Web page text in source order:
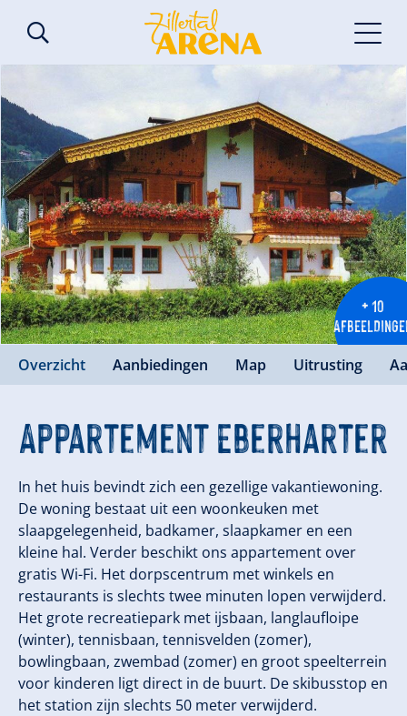
+ 10
Overzicht Aanbiedingen Map Uitrusting
Appartement Eberharter
In het huis bevindt zich een gezellige vakantiewoning.
De woning bestaat uit een woonkeuken met
slaapgelegenheid, badkamer, slaapkamer en een
kleine hal. Verder beschikt ons appartement over
gratis Wi-Fi. Het dorpscentrum met winkels en
restaurants is slechts twee minuten lopen verwijderd.
Het grote recreatiepark met ijsbaan, langlaufloipe
(winter), tennisbaan, tennisvelden (zomer),
bowlingbaan, zwembad (zomer) en groot speelterrein
voor kinderen ligt direct in de buurt. De skibusstop en
het station zijn slechts 50 meter verwijderd.